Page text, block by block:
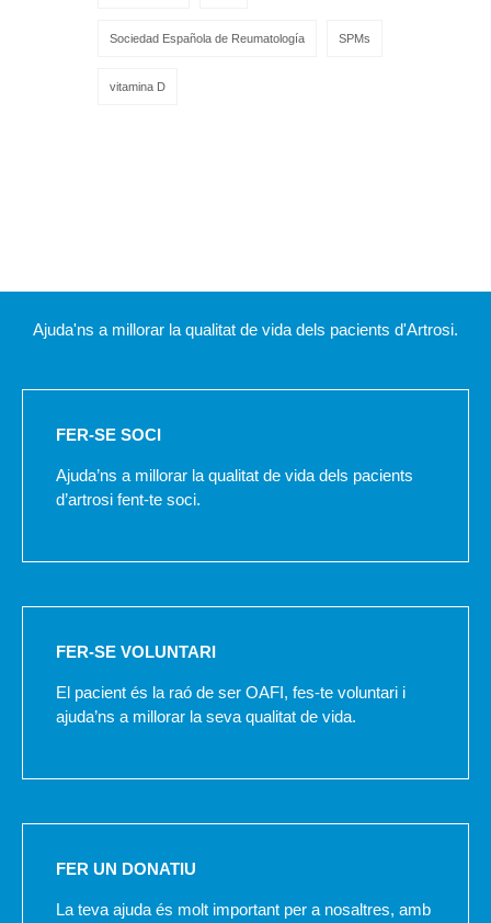
Sociedad Española de Reumatología SPMs
vitamina D
Ajuda'ns a millorar la qualitat de vida dels pacients d'Artrosi.
FER-SE SOCI
Ajuda’ns a millorar la qualitat de vida dels pacients
d’artrosi fent-te soci.
FER-SE VOLUNTARI
El pacient és la raó de ser OAFI, fes-te voluntari i
ajuda’ns a millorar la seva qualitat de vida.
FER UN DONATIU
La teva ajuda és molt important per a nosaltres, amb